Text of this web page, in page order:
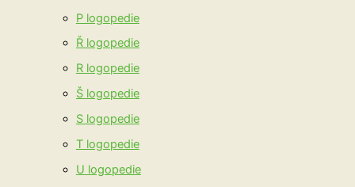
P logopedie
Ř logopedie
R logopedie
Š logopedie
S logopedie
T logopedie
U logopedie